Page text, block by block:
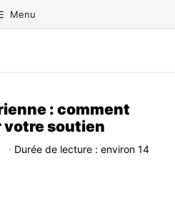
Menu
: comment
soutien
· Durée de lecture : environ 14